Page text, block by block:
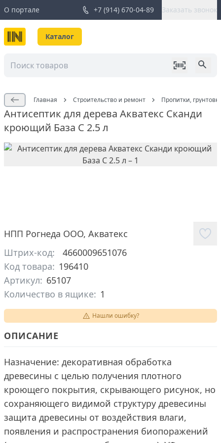
О портале +7 (914) 670-04-89 Заказать звонок
Каталог
Главная Строительство и ремонт Пропитки,
Антисептик для дерева Акватекс Сканди
кроющий База С 2.5 л
НПП Рогнеда ООО, Акватекс
Штрих-код:
4660009651076
Код товара: 196410
Артикул: 65107
Количество в ящике: 1
Нашли ошибку?
ОПИСАНИЕ
Назначение: декоративная обработка
древесины с целью получения плотного
кроющего покрытия, скрывающего рисунок, но
сохраняющего видимой структуру древесины
защита древесины от воздействия влаги,
появления и распространения биопоражений